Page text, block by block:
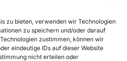
zu bieten, verwenden wir Technologien
zu speichern und/oder darauf
zustimmen, können wir
eindeutige IDs auf dieser Website
nicht erteilen oder
356B-T6 u.